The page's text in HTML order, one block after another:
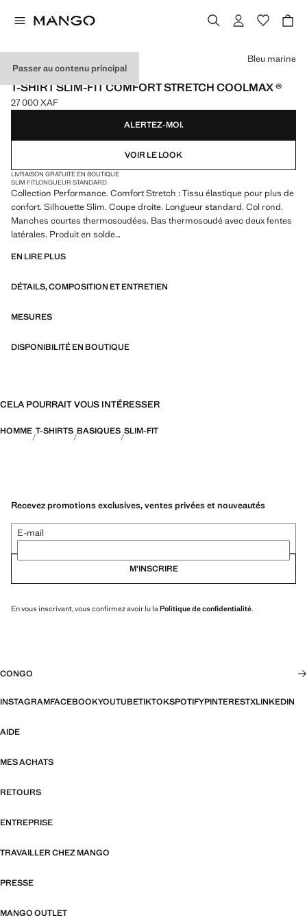
Passer au contenu principal
PERFORMANCE
T-SHIRT SLIM-FIT COMFORT STRETCH COOLMAX ®
Prix actuel [27 000 XAF ]
27 000 XAF
Choisissez une couleur
Bleu marine
ALERTEZ-MOI.
VOIR LE LOOK
LIVRAISON GRATUITE EN BOUTIQUE
SLIM FITLONGUEUR STANDARD
Collection Performance. Comfort Stretch : Tissu élastique pour plus de
confort. Silhouette Slim. Coupe droite. Longueur standard. Col rond.
Manches courtes thermosoudées. Bas thermosoudé avec deux fentes
latérales. Produit en solde
PERFORMANCE : une collection de vêtements confectionnés à partir
caractéristiques avancées telles que des tissus bi-stretch, à séchage
à l’eau, organisés en trois catégories générales : Thermorégulation,
EN LIRE PLUS
DÉTAILS, COMPOSITION ET ENTRETIEN
MESURES
DISPONIBILITÉ EN BOUTIQUE
CELA POURRAIT VOUS INTÉRESSER
HOMME T-SHIRTS BASIQUES SLIM-FIT
Recevez promotions exclusives, ventes privées et nouveautés
E-mail
M’INSCRIRE
En vous inscrivant, vous confirmez avoir lu la Politique de confidentialité.
CONGO
INSTAGRAMFACEBOOKYOUTUBETIKTOKSPOTIFYPINTERESTXLINKEDIN
AIDE
MES ACHATS
RETOURS
ENTREPRISE
TRAVAILLER CHEZ MANGO
PRESSE
MANGO OUTLET